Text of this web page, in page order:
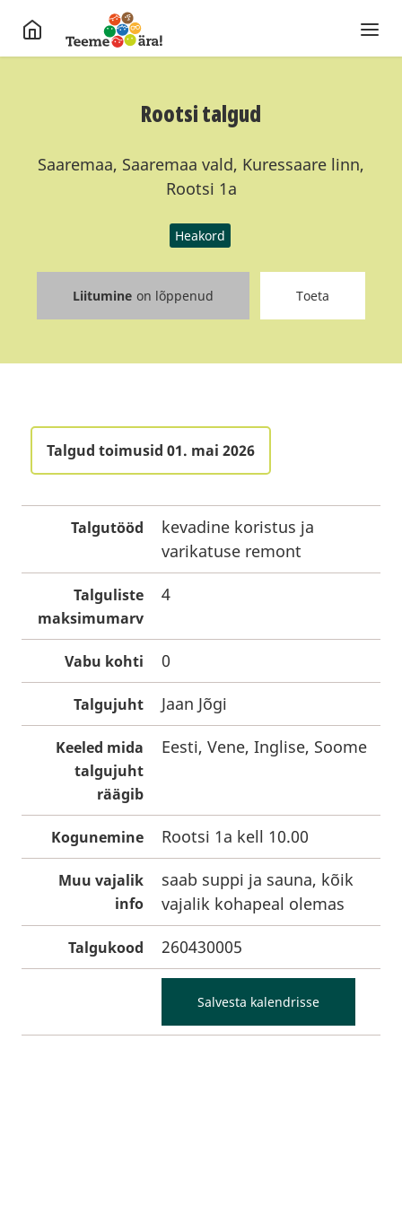
Rootsi talgud
Saaremaa, Saaremaa vald, Kuressaare linn,
Rootsi 1a
Heakord
Liitumine on lõppenud Toeta
Talgud toimusid 01. mai 2026
Talgutööd
kevadine koristus ja
varikatuse remont
Talguliste
maksimumarv
4
Vabu kohti 0
Talgujuht Jaan Jõgi
Keeled mida
talgujuht
räägib
Eesti, Vene, Inglise, Soome
Kogunemine Rootsi 1a kell 10.00
Muu vajalik
info
saab suppi ja sauna, kõik
vajalik kohapeal olemas
Talgukood 260430005
Salvesta kalendrisse